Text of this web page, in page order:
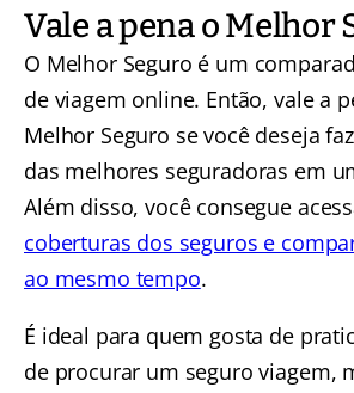
Vale a pena o Melhor
O Melhor Seguro é um
de viagem online. Então, vale a
Melhor Seguro se você deseja
das melhores seguradoras em
Além disso, você consegue
coberturas dos seguros e
ao mesmo tempo.
É ideal para quem gosta de
de procurar um seguro viagem,